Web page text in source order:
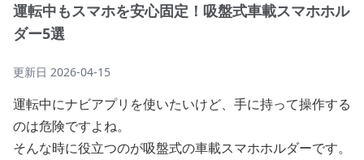
運転中もスマホを安心固定！吸盤式車載スマホホル
ダー5選
更新日 2026-04-15
運転中にナビアプリを使いたいけど、手に持って操作する
のは危険ですよね。
そんな時に役立つのが吸盤式の車載スマホホルダーです。